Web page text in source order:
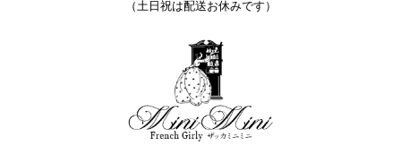
（土日祝は配送お休みです）